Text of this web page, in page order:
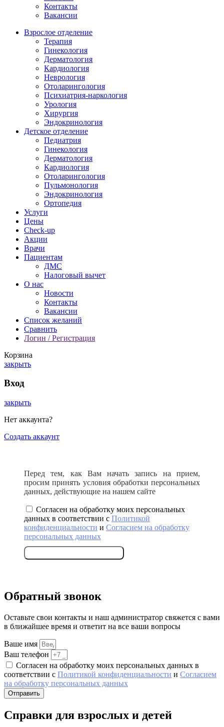
Контакты
Вакансии
Взрослое отделение
Терапия
Гинекология
Дерматология
Кардиология
Неврология
Отоларингология
Психиатрия-наркология
Урология
Хирургия
Эндокринология
Детское отделение
Педиатрия
Гинекология
Дерматология
Кардиология
Отоларингология
Пульмонология
Эндокринология
Ортопедия
Услуги
Цены
Check-up
Акции
Врачи
Пациентам
ДМС
Налоговый вычет
О нас
Новости
Контакты
Вакансии
Список желаний
Сравнить
Логин / Регистрация
Корзина
закрыть
Вход
закрыть
Нет аккаунта?
Создать аккаунт
Перед тем, как Вам начать запись на прием,
просим принять условия обработки персональных
данных, действующие на нашем сайте
Согласен на обработку моих персональных
данных в соответствии с Политикой
конфиденциальности и Согласием на обработку
персональных данных
Обратный звонок
Оставьте свои контакты и наш администратор свяжется с вами
в ближайшее время и ответит на все ваши вопросы
Ваше имя
Ваш телефон
Согласен на обработку моих персональных данных в
соответствии с Политикой конфиденциальности и Согласием
на обработку персональных данных
Отправить
Справки для взрослых и детей